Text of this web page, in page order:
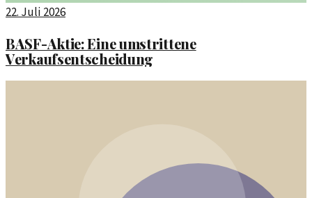
22. Juli 2026
BASF-Aktie: Eine umstrittene
Verkaufsentscheidung